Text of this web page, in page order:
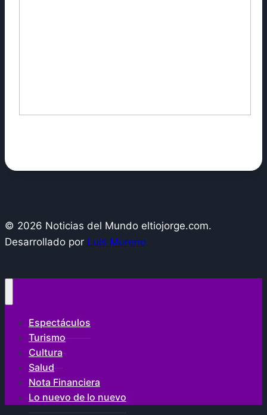
© 2026 Noticias del Mundo eltiojorge.com.
Desarrollado por Luis Moreno
Espectáculos
Turismo
Cultura
Salud
Nota Financiera
Lo nuevo de lo nuevo